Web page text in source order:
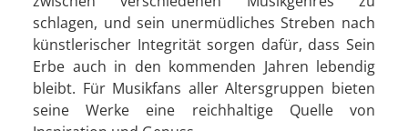
schlagen, und sein unermüdliches Streben nach
künstlerischer Integrität sorgen dafür, dass Sein
Erbe auch in den kommenden Jahren lebendig
bleibt. Für Musikfans aller Altersgruppen bieten
seine Werke eine reichhaltige Quelle von